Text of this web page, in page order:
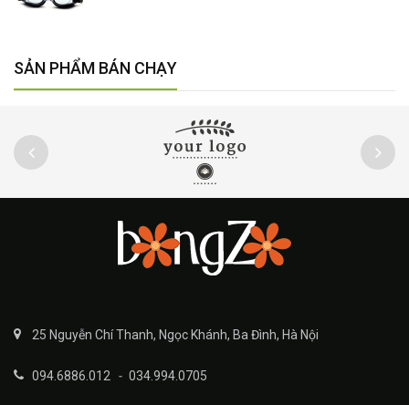
SẢN PHẨM BÁN CHẠY
25 Nguyễn Chí Thanh, Ngọc Khánh, Ba Đình, Hà Nội
094.6886.012 - 034.994.0705